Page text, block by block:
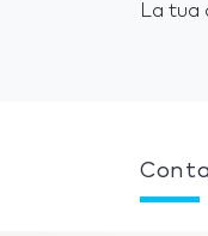
La tua